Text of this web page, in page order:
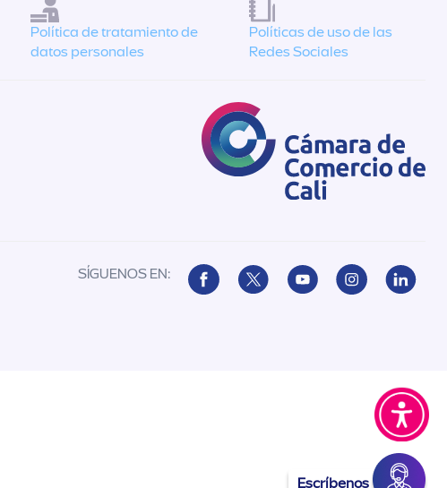
Escríbenos
Política de tratamiento de
datos personales
Políticas de uso de las
Redes Sociales
SÍGUENOS EN: